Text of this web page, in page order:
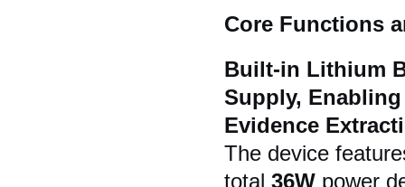
Core Functions
Built-in Lithium
Supply,
Evidence
The device
total 36W power